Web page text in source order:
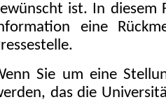
ist. In diesem
eine
Sie um eine
das die